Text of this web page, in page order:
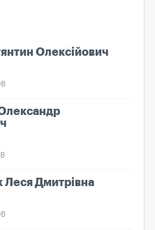
Олексійович
Леся Дмитрівна